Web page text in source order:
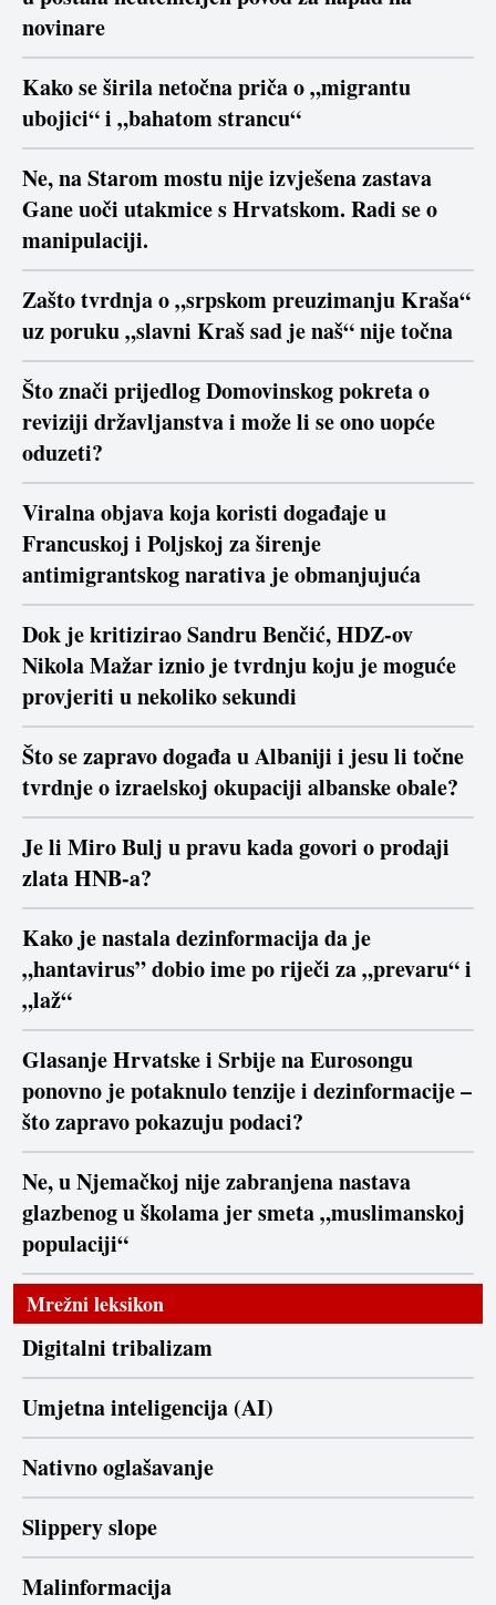
novinare
Kako se širila netočna priča o „migrantu
ubojici“ i „bahatom strancu“
Ne, na Starom mostu nije izvješena zastava
Gane uoči utakmice s Hrvatskom. Radi se o
manipulaciji.
Zašto tvrdnja o „srpskom preuzimanju Kraša“
uz poruku „slavni Kraš sad je naš“ nije točna
Što znači prijedlog Domovinskog pokreta o
reviziji državljanstva i može li se ono uopće
oduzeti?
Viralna objava koja koristi događaje u
Francuskoj i Poljskoj za širenje
antimigrantskog narativa je obmanjujuća
Dok je kritizirao Sandru Benčić, HDZ-ov
Nikola Mažar iznio je tvrdnju koju je moguće
provjeriti u nekoliko sekundi
Što se zapravo događa u Albaniji i jesu li točne
tvrdnje o izraelskoj okupaciji albanske obale?
Je li Miro Bulj u pravu kada govori o prodaji
zlata HNB-a?
Kako je nastala dezinformacija da je
„hantavirus” dobio ime po riječi za „prevaru“ i
„laž“
Glasanje Hrvatske i Srbije na Eurosongu
ponovno je potaknulo tenzije i dezinformacije –
što zapravo pokazuju podaci?
Ne, u Njemačkoj nije zabranjena nastava
glazbenog u školama jer smeta „muslimanskoj
populaciji“
Mrežni leksikon
Digitalni tribalizam
Umjetna inteligencija (AI)
Nativno oglašavanje
Slippery slope
Malinformacija